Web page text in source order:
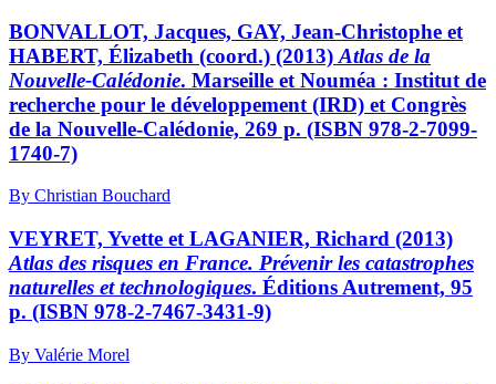
BONVALLOT, Jacques, GAY, Jean-Christophe et
HABERT, Élizabeth (coord.) (2013) Atlas de la
Nouvelle-Calédonie. Marseille et Nouméa : Institut de
recherche pour le développement (IRD) et Congrès
de la Nouvelle-Calédonie, 269 p. (ISBN 978-2-7099-
1740-7)
By Christian Bouchard
VEYRET, Yvette et LAGANIER, Richard (2013)
Atlas des risques en France. Prévenir les catastrophes
naturelles et technologiques. Éditions Autrement, 95
p. (ISBN 978-2-7467-3431-9)
By Valérie Morel